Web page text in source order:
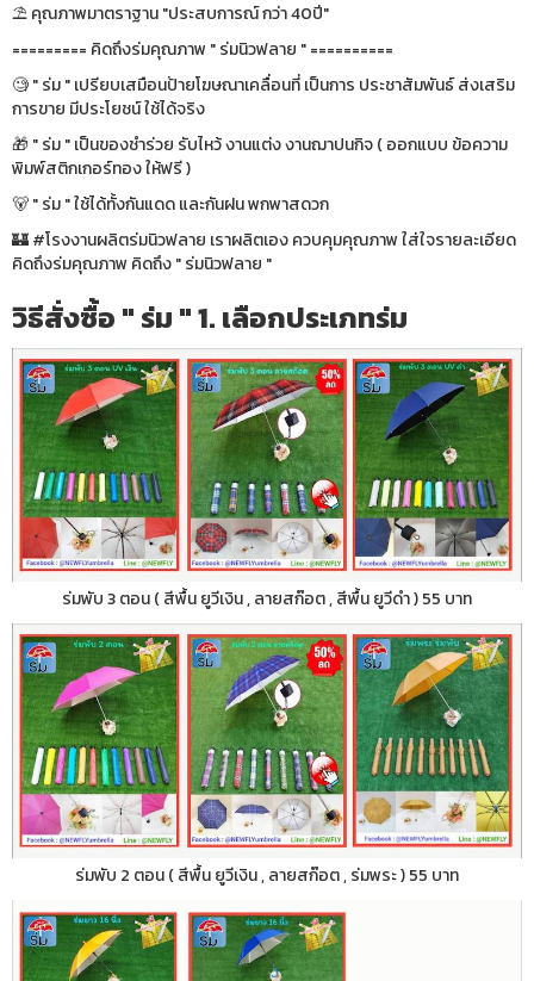
⛱ คุณภาพมาตราฐาน "ประสบการณ์ กว่า 40ปี"
========= คิดถึงร่มคุณภาพ " ร่มนิวฟลาย " ==========
🧐 " ร่ม " เปรียบเสมือนป้ายโฆษณาเคลื่อนที่ เป็นการ ประชาสัมพันธ์ ส่งเสริม
การขาย มีประโยชน์ ใช้ได้จริง
🎁 " ร่ม " เป็นของชำร่วย รับไหว้ งานแต่ง งานฌาปนกิจ ( ออกแบบ ข้อความ
พิมพ์สติกเกอร์ทอง ให้ฟรี )
🐻 " ร่ม " ใช้ได้ทั้งกันแดด และกันฝน พกพาสดวก
🏰 #โรงงานผลิตร่มนิวฟลาย เราผลิตเอง ควบคุมคุณภาพ ใส่ใจรายละเอียด
คิดถึงร่มคุณภาพ คิดถึง " ร่มนิวฟลาย "
วิธีสั่งซื้อ " ร่ม " 1. เลือกประเภทร่ม
ร่มพับ 3 ตอน ( สีพื้น ยูวีเงิน , ลายสก๊อต , สีพื้น ยูวีดำ ) 55 บาท
ร่มพับ 2 ตอน ( สีพื้น ยูวีเงิน , ลายสก๊อต , ร่มพระ ) 55 บาท